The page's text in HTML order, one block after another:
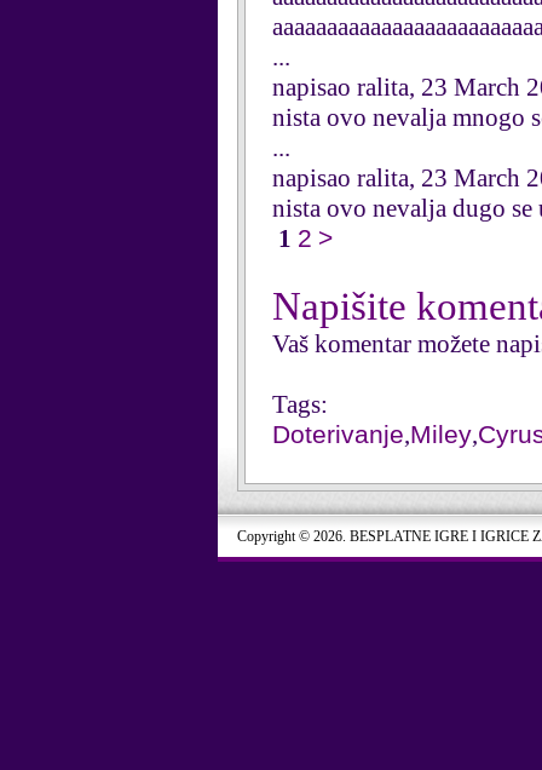
...
napisao ralita, 23 March
nista ovo nevalja mnogo
...
napisao ralita, 23 March
nista ovo nevalja dugo se
1 2 >
Napišite
Vaš komentar možete
Tags:
Doterivanje,Miley,
Copyright © 2026. BESPLATNE IGRE I IGRICE